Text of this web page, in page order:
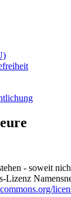
- soweit
Lizenz